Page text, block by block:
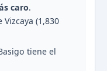
caro.
(1,830
tiene el